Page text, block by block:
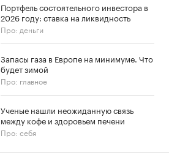
Портфель состоятельного инвестора в
2026 году: ставка на ликвидность
Про: деньги
Запасы газа в Европе на минимуме. Что
будет зимой
Про: главное
Ученые нашли неожиданную связь
между кофе и здоровьем печени
Про: себя